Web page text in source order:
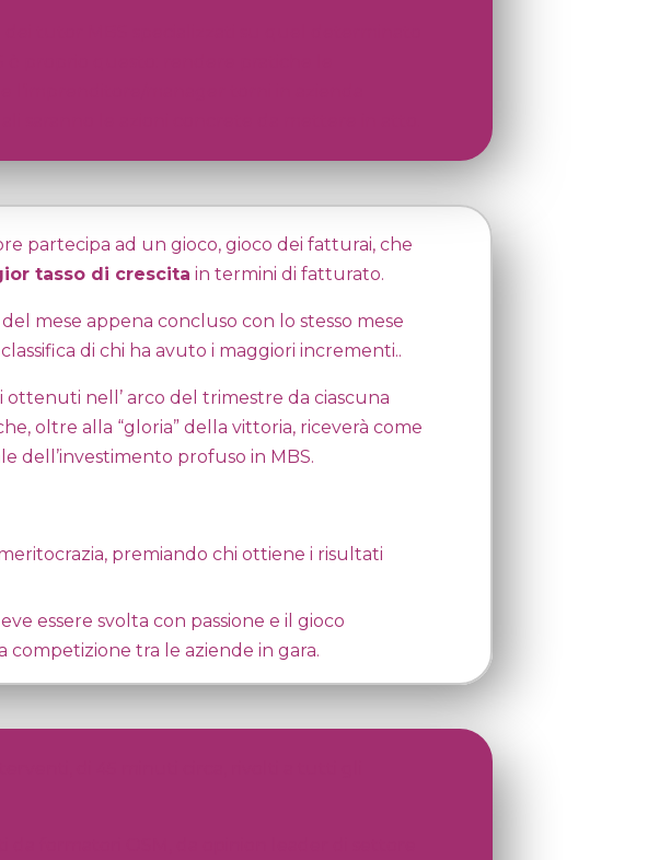
partecipa ad un gioco, gioco dei fatturai, che
tasso di crescita in termini di fatturato.
mese appena concluso con lo stesso mese
di chi ha avuto i maggiori incrementi..
nell’ arco del trimestre da ciascuna
oltre alla “gloria” della vittoria, riceverà come
dell’investimento profuso in MBS.
premiando chi ottiene i risultati
essere svolta con passione e il gioco
competizione tra le aziende in gara.